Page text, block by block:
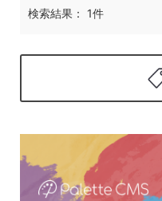
検索結果： 1件